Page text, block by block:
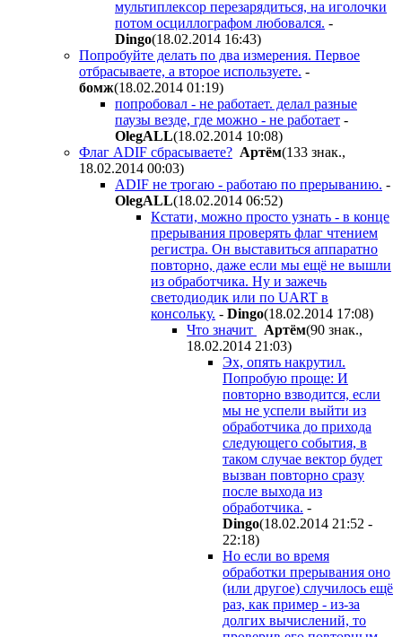
мультиплексор перезарядиться, на иголочки
потом осциллографом любовался. -
Dingo(18.02.2014 16:43)
Попробуйте делать по два измерения. Первое
отбрасываете, а второе используете. -
бомж(18.02.2014 01:19)
попробовал - не работает. делал разные
паузы везде, где можно - не работает -
OlegALL(18.02.2014 10:08)
Флаг ADIF сбрасываете? Apтём(133 знак.,
18.02.2014 00:03)
ADIF не трогаю - работаю по прерыванию. -
OlegALL(18.02.2014 06:52)
Кстати, можно просто узнать - в конце
прерывания проверять флаг чтением
регистра. Он выставиться аппаратно
повторно, даже если мы ещё не вышли
из обработчика. Ну и зажечь
светодиодик или по UART в
консольку. - Dingo(18.02.2014 17:08)
Что значит
Apтём(90 знак.,
18.02.2014 21:03)
Эх, опять накрутил.
Попробую проще: И
повторно взводится, если
мы не успели выйти из
обработчика до прихода
следующего события, в
таком случае вектор будет
вызван повторно сразу
после выхода из
обработчика. -
Dingo(18.02.2014 21:52 -
22:18)
Но если во время
обработки прерывания оно
(или другое) случилось ещё
раз, как пример - из-за
долгих вычислений, то